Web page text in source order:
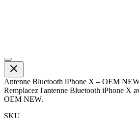
Antenne Bluetooth iPhone X – OEM
Remplacez l'antenne Bluetooth iPhone X
OEM NEW.
SKU